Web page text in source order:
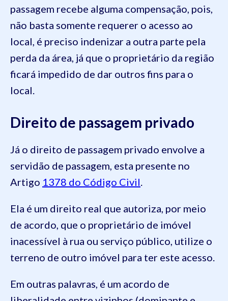
passagem recebe alguma compensação, pois,
não basta somente requerer o acesso ao
local, é preciso indenizar a outra parte pela
perda da área, já que o proprietário da região
ficará impedido de dar outros fins para o
local.
Direito de passagem privado
Já o direito de passagem privado envolve a
servidão de passagem, esta presente no
Artigo 1378 do Código Civil
Ela é um direito real que autoriza, por meio
de acordo, que o proprietário de imóvel
inacessível à rua ou serviço público, utilize o
terreno de outro imóvel para ter este acesso.
Em outras palavras, é um acordo de